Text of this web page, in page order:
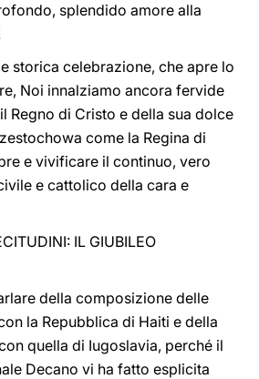
splendido amore alla
storica celebrazione, che apre lo
Noi innalziamo ancora fervide
Regno di Cristo e della sua dolce
come la Regina di
e vivificare il continuo, vero
e cattolico della cara e
IL GIUBILEO
della composizione delle
la Repubblica di Haiti e della
quella di Iugoslavia, perché il
Decano vi ha fatto esplicita